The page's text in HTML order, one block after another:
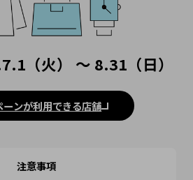
（火） ～ 8.31（日）
ーンが利用できる店舗
注意事項